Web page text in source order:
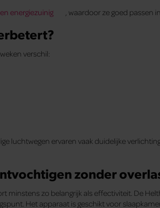
energiezuinig , waardoor ze goed passen
verschil:
luchtwegen ervaren vaak duidelijke
zonder
minstens zo belangrijk als effectiviteit. De
Het apparaat is geschikt voor